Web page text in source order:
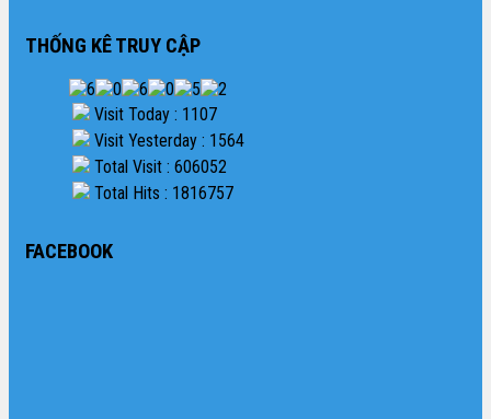
THỐNG KÊ TRUY CẬP
Visit Today : 1107
Visit Yesterday : 1564
Total Visit : 606052
Total Hits : 1816757
FACEBOOK